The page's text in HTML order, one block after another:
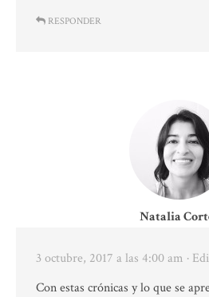
RESPONDER
Natalia
3 octubre, 2017 a las 4:00 am ·
Con estas crónicas y lo que se